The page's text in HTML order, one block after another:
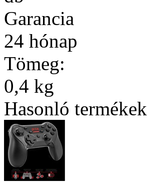
Garancia
24 hónap
Tömeg:
0,4 kg
Hasonló termékek